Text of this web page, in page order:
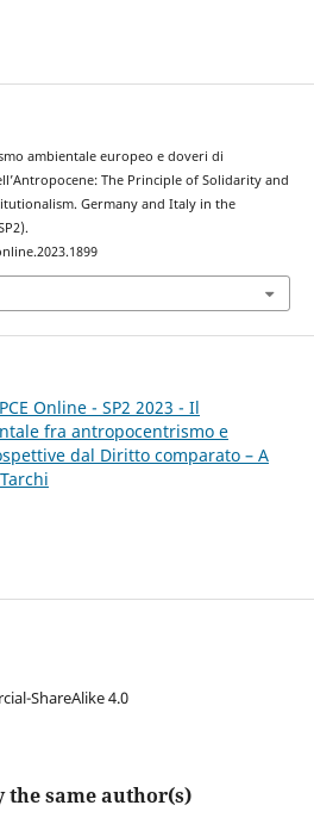
ambientale europeo e doveri di
The Principle of Solidarity and
Germany and Italy in the
Online - SP2 2023 - Il
fra antropocentrismo e
dal Diritto comparato – A
ShareAlike 4.0
the same author(s)